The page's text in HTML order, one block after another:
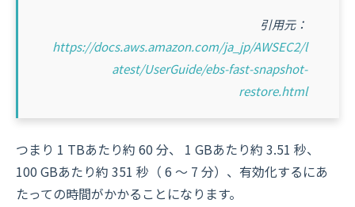
引用元：
https://docs.aws.amazon.com/ja_jp/AWSEC2/l
atest/UserGuide/ebs-fast-snapshot-
restore.html
つまり 1 TBあたり約 60 分、 1 GBあたり約 3.51 秒、
100 GBあたり約 351 秒（ 6 〜 7 分）、有効化するにあ
たっての時間がかかることになります。